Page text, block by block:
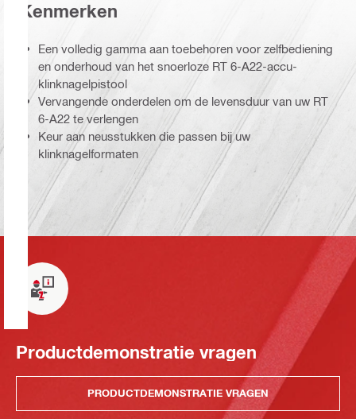
Kenmerken
Een volledig gamma aan toebehoren voor zelfbediening
en onderhoud van het snoerloze RT 6-A22-accu-
klinknagelpistool
Vervangende onderdelen om de levensduur van uw RT
6-A22 te verlengen
Keur aan neusstukken die passen bij uw
klinknagelformaten
Productdemonstratie vragen
PRODUCTDEMONSTRATIE VRAGEN